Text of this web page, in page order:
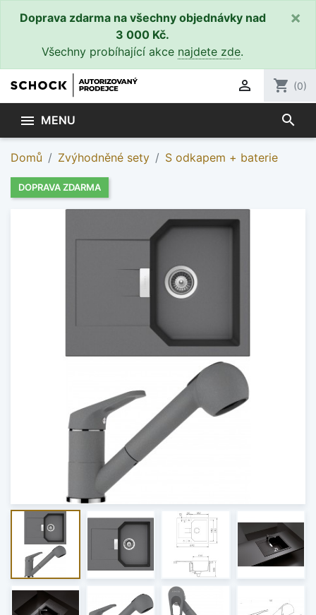
Doprava zdarma na všechny objednávky nad
3 000 Kč.
Všechny probíhající akce najdete zde.
×
 shopping_cart (0)
 MENU search
Domů Zvýhodněné sety S odkapem + baterie
DOPRAVA ZDARMA